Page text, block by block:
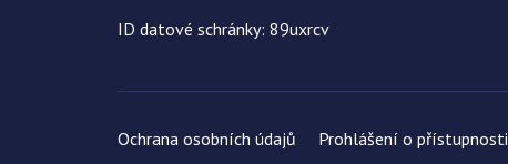
ID datové schránky: 89uxrcv
Ochrana osobních údajů
Prohlášení o přístupnosti